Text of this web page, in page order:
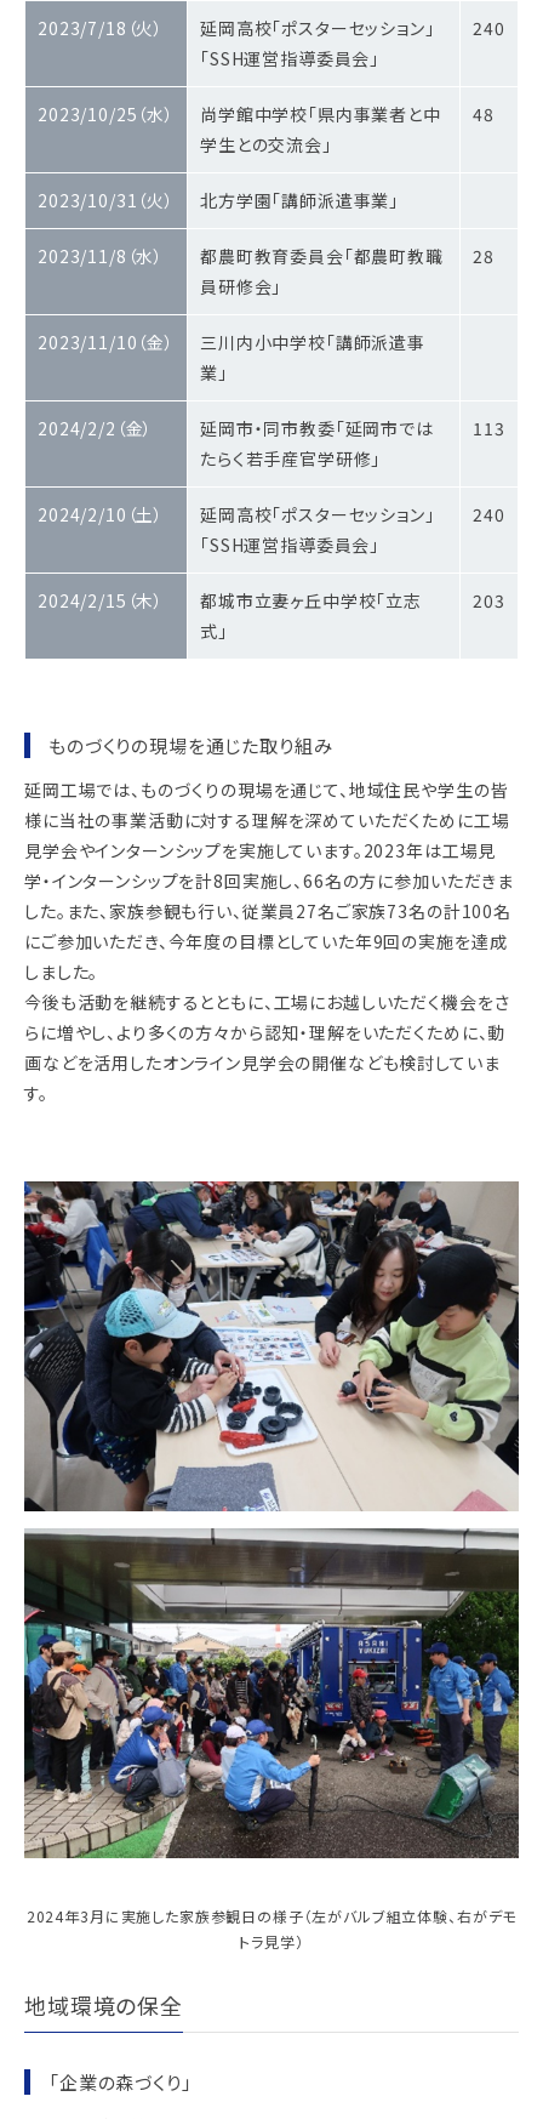
2023/7/18（火）
延岡高校「ポスターセッション」
「SSH運営指導委員会」
240
2023/10/25（水）
尚学館中学校「県内事業者と中
学生との交流会」
48
2023/10/31（火） 北方学園「講師派遣事業」
2023/11/8（水）
都農町教育委員会「都農町教職
員研修会」
28
2023/11/10（金）
三川内小中学校「講師派遣事
業」
2024/2/2（金）
延岡市・同市教委「延岡市では
たらく若手産官学研修」
113
2024/2/10（土）
延岡高校「ポスターセッション」
「SSH運営指導委員会」
240
2024/2/15（木）
都城市立妻ヶ丘中学校「立志
式」
203
ものづくりの現場を通じた取り組み
延岡工場では、ものづくりの現場を通じて、地域住民や学生の皆
様に当社の事業活動に対する理解を深めていただくために工場
見学会やインターンシップを実施しています。2023年は工場見
学・インターンシップを計8回実施し、66名の方に参加いただきま
した。また、家族参観も行い、従業員27名ご家族73名の計100名
にご参加いただき、今年度の目標としていた年9回の実施を達成
しました。
今後も活動を継続するとともに、工場にお越しいただく機会をさ
らに増やし、より多くの方々から認知・理解をいただくために、動
画などを活用したオンライン見学会の開催なども検討していま
す。
2024年3月に実施した家族参観日の様子（左がバルブ組立体験、右がデモ
トラ見学）
地域環境の保全
「企業の森づくり」